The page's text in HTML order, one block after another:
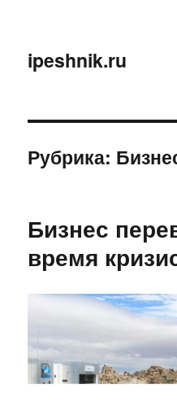
ipeshnik.ru
Рубрика:
Бизнес
время